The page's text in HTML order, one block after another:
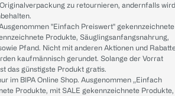
zu retournieren, andernfalls wird
"Einfach Preiswert" gekennzeichnete
Produkte, Säuglingsanfangsnahrung,
Pfand. Nicht mit anderen Aktionen und
kaufmännisch gerundet. Solange der Vorrat
das günstigste Produkt gratis.
im BIPA Online Shop. Ausgenommen „Einfach
Produkte, mit SALE gekennzeichnete Produkte,